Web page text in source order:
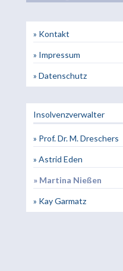
» Kontakt
» Impressum
» Datenschutz
Insolvenzverwalter
» Prof. Dr. M. Dreschers
» Astrid Eden
» Martina Nießen
» Kay Garmatz